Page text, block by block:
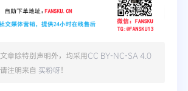
章除特别声明外，均采用CC BY-NC-SA 4.0
注明来自 买粉呀！